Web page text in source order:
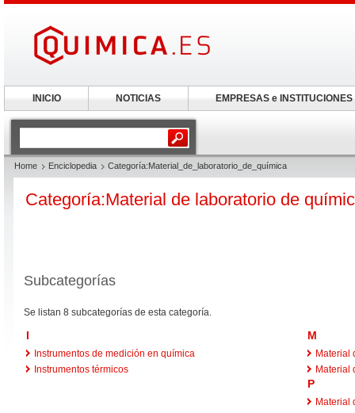
Home Enciclopedia Categoría:Material_de_laboratorio_de_química
Categoría:Material de laboratorio de
Subcategorías
Se listan 8 subcategorías de esta categoría.
I
Instrumentos de medición en química
Instrumentos térmicos
M
Material
Material
P
Material
INICIO NOTICIAS EMPRESAS e INSTITUCIONES